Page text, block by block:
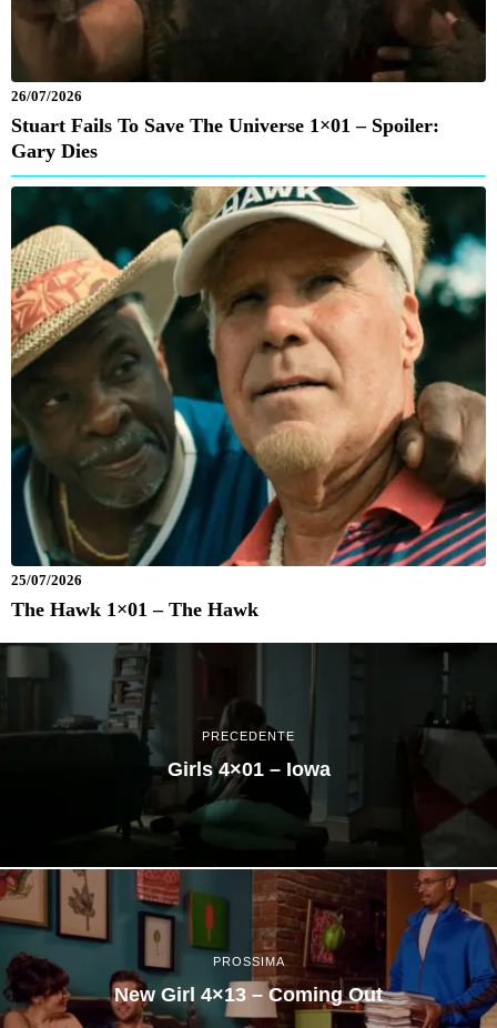
26/07/2026
Stuart Fails To Save The Universe 1×01 – Spoiler:
Gary Dies
25/07/2026
The Hawk 1×01 – The Hawk
PRECEDENTE
Girls 4×01 – Iowa
PROSSIMA
New Girl 4×13 – Coming Out